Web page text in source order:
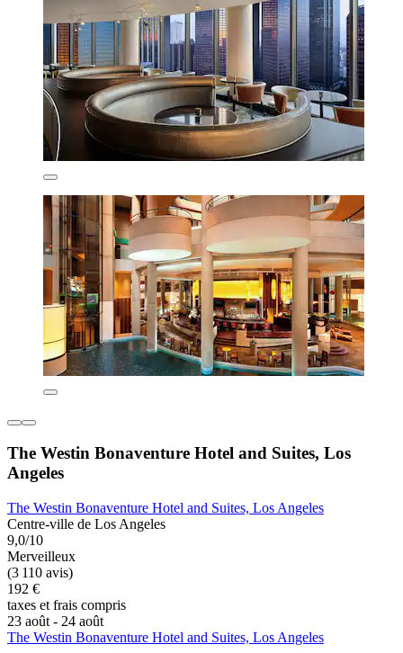
The Westin Bonaventure Hotel and Suites, Los
Angeles
The Westin Bonaventure Hotel and Suites, Los Angeles
Centre-ville de Los Angeles
9,0/10
Merveilleux
(3 110 avis)
192 €
taxes et frais compris
23 août - 24 août
The Westin Bonaventure Hotel and Suites, Los Angeles